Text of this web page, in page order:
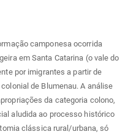
camponesa ocorrida
em Santa Catarina (o vale do
por imigrantes a partir de
de Blumenau. A análise
da categoria colono,
aludida ao processo histórico
clássica rural/urbana, só